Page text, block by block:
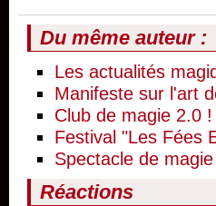
Du même auteur :
Les actualités
Manifeste sur l'art
Club de magie 2.0 !
Festival "Les Fées
Spectacle de
Réactions